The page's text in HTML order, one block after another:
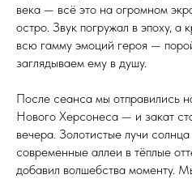
века — всё это на огромном
остро. Звук погружал в эпоху, а
всю гамму эмоций героя —
заглядываем ему в душу.
После сеанса мы отправились
Нового Херсонеса — и закат
вечера. Золотистые лучи
современные аллеи в тёплые
добавил волшебства моменту.